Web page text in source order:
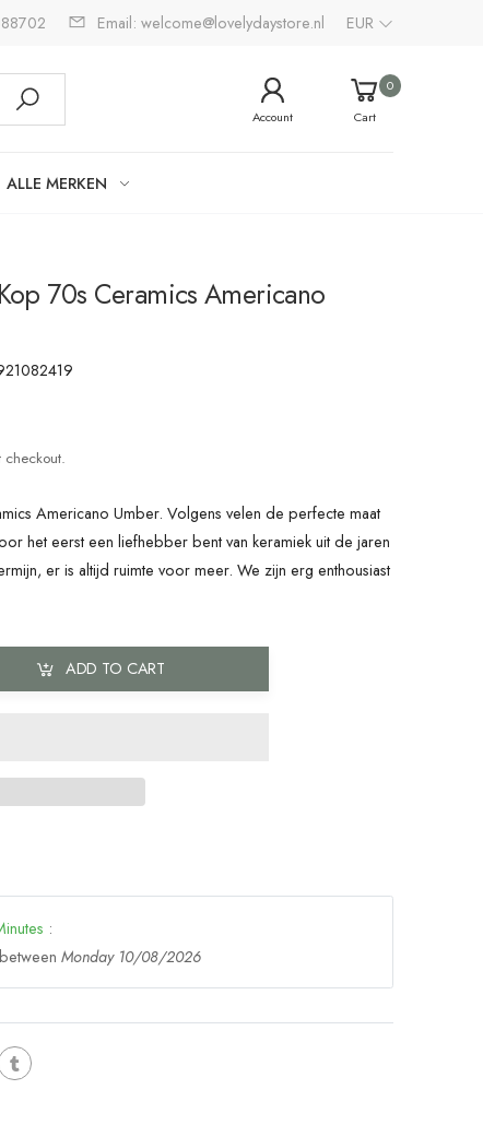
Email: welcome@lovelydaystore.nl EUR
Account
0
Cart
ALLE MERKEN
70s Ceramics Americano
checkout.
Americano Umber. Volgens velen de perfecte maat
het eerst een liefhebber bent van keramiek uit de jaren
er is altijd ruimte voor meer. We zijn erg enthousiast
ADD TO CART
:
Monday 10/08/2026